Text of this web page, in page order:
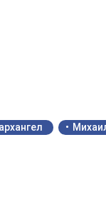
архангел